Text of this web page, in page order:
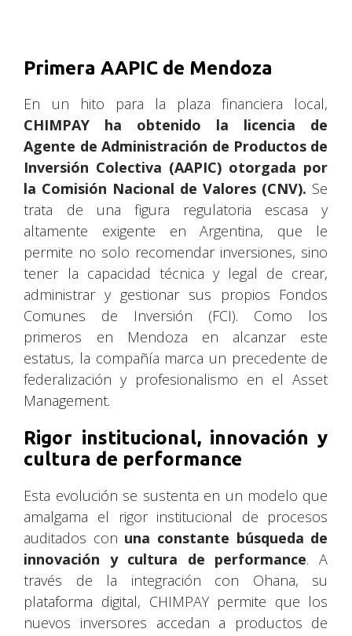
Primera AAPIC de Mendoza
En un hito para la plaza financiera local,
CHIMPAY ha obtenido la licencia de
Agente de Administración de Productos de
Inversión Colectiva (AAPIC) otorgada por
la Comisión Nacional de Valores (CNV). Se
trata de una figura regulatoria escasa y
altamente exigente en Argentina, que le
permite no solo recomendar inversiones, sino
tener la capacidad técnica y legal de crear,
administrar y gestionar sus propios Fondos
Comunes de Inversión (FCI). Como los
primeros en Mendoza en alcanzar este
estatus, la compañía marca un precedente de
federalización y profesionalismo en el Asset
Management.
Rigor institucional, innovación y
cultura de performance
Esta evolución se sustenta en un modelo que
amalgama el rigor institucional de procesos
auditados con una constante búsqueda de
innovación y cultura de performance. A
través de la integración con Ohana, su
plataforma digital, CHIMPAY permite que los
nuevos inversores accedan a productos de